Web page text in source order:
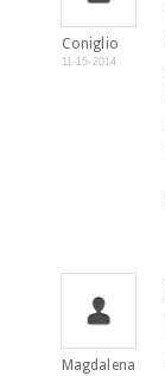
Coniglio
11-15-2014
Magdalena